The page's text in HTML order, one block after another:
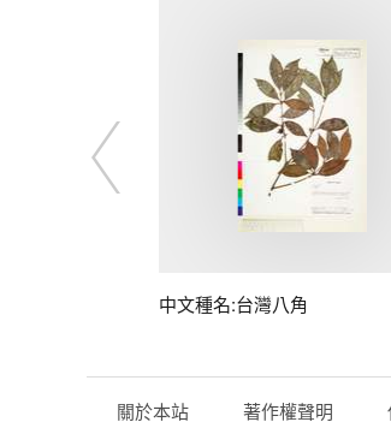
中文種名:台灣八角
關於本站 著作權聲明